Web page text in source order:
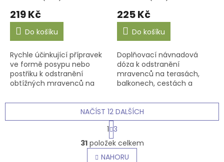
219 Kč
Do košíku
Rychle účinkující přípravek
ve formě posypu nebo
postřiku k odstranění
obtížných mravenců na
zpevněných nebo
vydlážděných plochách,
terasách apod.
225 Kč
Do košíku
Doplňovací návnadová
dóza k odstranění
mravenců na terasách,
balkonech, cestách a
O
v
l
NAČÍST 12 DALŠÍCH
S
t
r
á
n
1 3
31položek celkem
NAHORU